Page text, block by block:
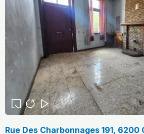
Rue Des Charbonnages 191, 6200